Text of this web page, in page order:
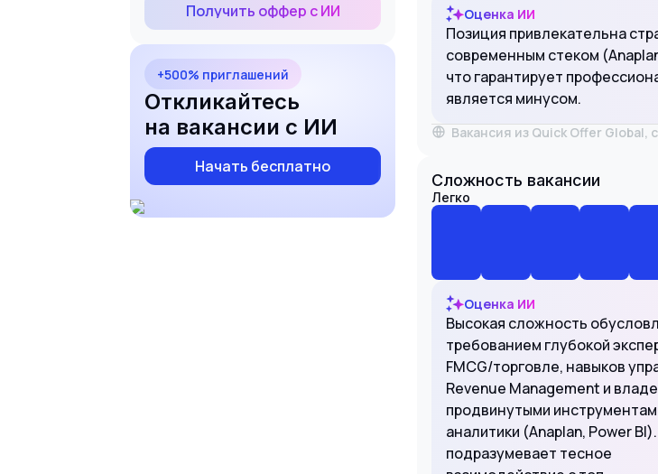
Получить оффер с ИИ
+500% приглашений
Откликайтесь
на вакансии с ИИ
Начать бесплатно
Оценка ИИ
Позиция привлекательна
современным стеком
что гарантирует
является минусом.
Вакансия из Quick Offer
Сложность вакансии
Легко
Оценка ИИ
Высокая сложность
требованием глубокой
FMCG/торговле, навыков
Revenue Management и
продвинутыми
аналитики (Anaplan, Power
подразумевает тесное